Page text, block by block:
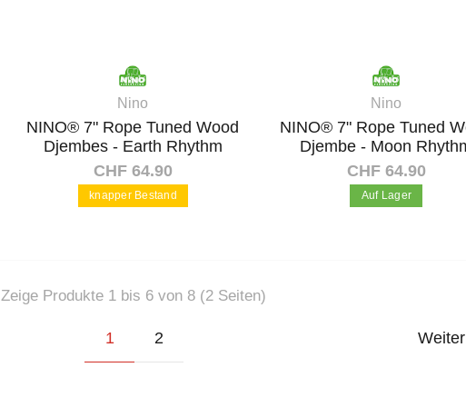
Nino
NINO® 7" Rope Tuned Wood
Djembes - Earth Rhythm
CHF 64.90
knapper Bestand
Nino
NINO® 7" Rope Tuned
Djembe - Moon
CHF 64.90
Auf Lager
Zeige Produkte 1 bis 6 von 8 (2 Seiten)
1 (current)
2 Weiter